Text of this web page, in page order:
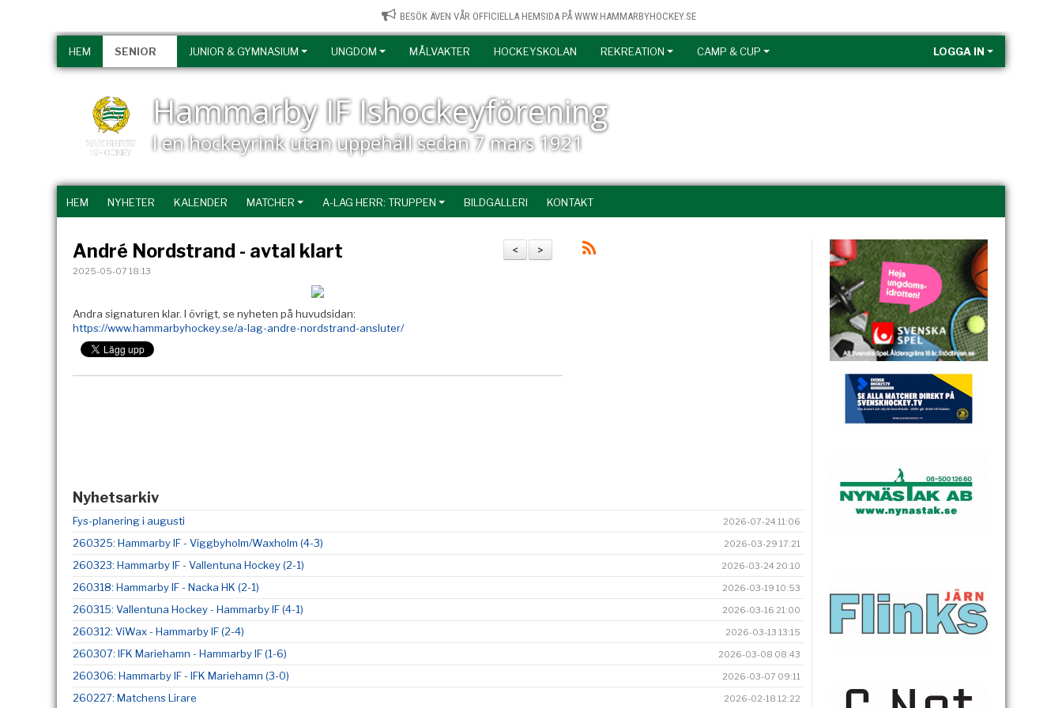
BESÖK ÄVEN VÅR OFFICIELLA HEMSIDA PÅ WWW.HAMMARBYHOCKEY.SE
HEM SENIOR JUNIOR & GYMNASIUM UNGDOM MÅLVAKTER HOCKEYSKOLAN REKREATION CAMP & CUP LOGGA IN
Hammarby IF Ishockeyförening
I en hockeyrink utan uppehåll sedan 7 mars 1921
HEM NYHETER KALENDER MATCHER A-LAG HERR: TRUPPEN BILDGALLERI KONTAKT
>
<
André Nordstrand - avtal klart
2025-05-07 18:13
Andra signaturen klar. I övrigt, se nyheten på huvudsidan:
https://www.hammarbyhockey.se/a-lag-andre-nordstrand-ansluter/
Nyhetsarkiv
Fys-planering i augusti 2026-07-24 11:06
260325: Hammarby IF - Viggbyholm/Waxholm (4-3) 2026-03-29 17:21
260323: Hammarby IF - Vallentuna Hockey (2-1) 2026-03-24 20:10
260318: Hammarby IF - Nacka HK (2-1) 2026-03-19 10:53
260315: Vallentuna Hockey - Hammarby IF (4-1) 2026-03-16 21:00
260312: ViWax - Hammarby IF (2-4) 2026-03-13 13:15
260307: IFK Mariehamn - Hammarby IF (1-6) 2026-03-08 08:43
260306: Hammarby IF - IFK Mariehamn (3-0) 2026-03-07 09:11
260227: Matchens Lirare 2026-02-18 12:22